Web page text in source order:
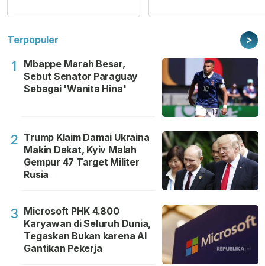
Terpopuler >
1
Mbappe Marah Besar,
Sebut Senator Paraguay
Sebagai 'Wanita Hina'
2 Trump Klaim Damai Ukraina
Makin Dekat, Kyiv Malah
Gempur 47 Target Militer
Rusia
3 Microsoft PHK 4.800
Karyawan di Seluruh Dunia,
Tegaskan Bukan karena AI
Gantikan Pekerja